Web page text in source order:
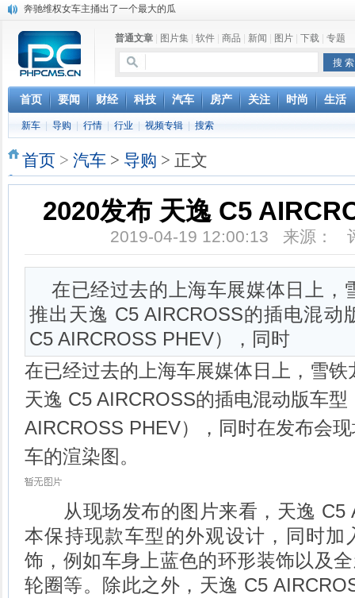
DS四款新能源车型上海车展亚洲首秀
苹果与高通和解 英特尔失去重要移动客户
小米高管：虽然高通与苹果和解，但5G iPhone最快明年下半年发布
iOS 13加入黑暗模式 多功能加持6月份见
高通与苹果达成和解，双方达成6年许可协议
巴黎圣母院大火肆虐，人类文明的一场浩劫
普通文章 图片集 软件 商品 新闻 图片 下载 专题
首页 要闻 财经 科技 汽车 房产 关注 时尚 生活
新车 导购 行情 行业 视频专辑 搜索
首页 > 汽车 > 导购 > 正文
2020发布 天逸 C5
2019-04-19 12:00:13 来源：
在已经过去的上海车展媒体日上，
推出天逸 C5 AIRCROSS的插电混动
C5 AIRCROSS PHEV），同时
在已经过去的上海车展媒体日上，雪
天逸 C5 AIRCROSS的插电混动版车
AIRCROSS PHEV），同时在发布会
车的渲染图。
从现场发布的图片来看，天逸 C5
本保持现款车型的外观设计，同时加
饰，例如车身上蓝色的环形装饰以及
轮圈等。除此之外，天逸 C5